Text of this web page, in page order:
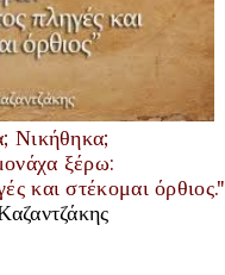
Νικήθηκα;
ξέρω:
και στέκομαι όρθιος."